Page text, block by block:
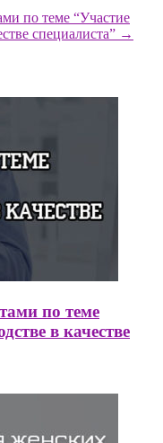
по теме “Участие
специалиста” →
по теме
в качестве